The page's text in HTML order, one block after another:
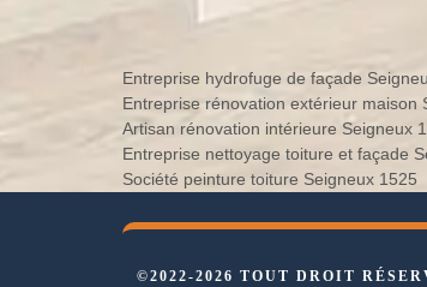
Entreprise hydrofuge de façade
Entreprise rénovation extérieur maison
Artisan rénovation intérieure Seigneux
Entreprise nettoyage toiture et façade
Société peinture toiture Seigneux 1525
©2022-2026 TOUT DROIT